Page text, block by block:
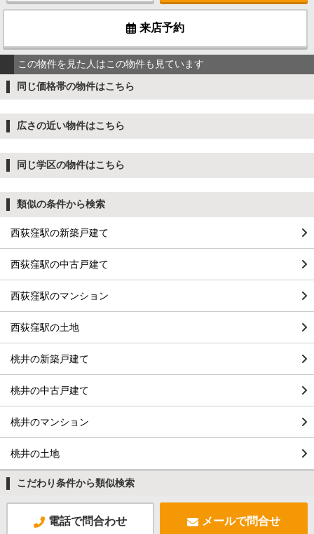
来店予約
この物件を見た人はこの物件も見ています
同じ価格帯の物件はこちら
広さの近い物件はこちら
同じ学区の物件はこちら
類似の条件から検索
西荻窪駅の新築戸建て
西荻窪駅の中古戸建て
西荻窪駅のマンション
西荻窪駅の土地
桃井の新築戸建て
桃井の中古戸建て
桃井のマンション
桃井の土地
こだわり条件から類似検索
電話で問合わせ メールで問合せ